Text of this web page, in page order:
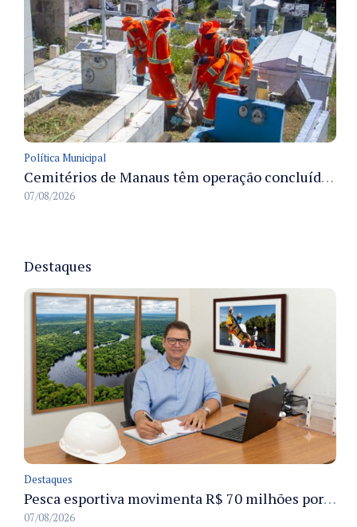
Política Municipal
Cemitérios de Manaus têm operação concluída e estrutura pronta para receber famílias no Dia dos Pais
07/08/2026
Destaques
Destaques
Pesca esportiva movimenta R$ 70 milhões por ano e ganha espaço na economia sustentável do Amazonas
07/08/2026